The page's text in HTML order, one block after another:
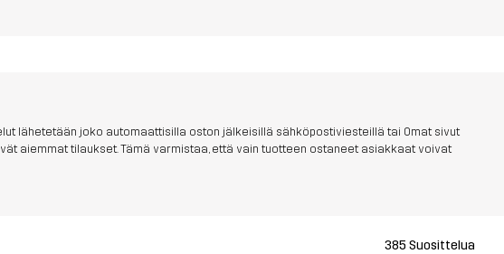
lähetetään joko automaattisilla oston jälkeisillä sähköpostiviesteillä tai Omat sivut
aiemmat tilaukset. Tämä varmistaa, että vain tuotteen ostaneet asiakkaat voivat
385 Suosittelua